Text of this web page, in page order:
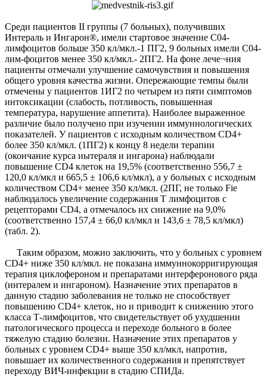
Среди пациентов II группы (7 больных), получивших
Интераль и Ингарон®, имели стартовое значение С04-
лимфоцитов больше 350 кл/мкл.-1 ПГ2, 9 больных имели С04-
лим-фоцитов менее 350 кл/мкл.- 2ПГ2. На фоне лече¬ния
пациенты отмечали улучшение самочувствия и повышения
общего уровня качества жизни. Опережающие темпы были
отмечены у пациентов 1ИГ2 по четырем из пяти симптомов
интоксикации (слабость, потливость, повышенная
температура, нарушение аппетита). Наиболее выраженное
различие было получено при изучении иммуннологических
показателей. У пациентов с исходным количеством СD4+
более 350 кл/мкл. (1ПГ2) к концу 8 недели терапии
(окончание курса иытераля и ингарона) наблюдали
повышение СD4 клеток на 19,5% (соответственно 556,7 ±
120,0 кл/мкл и 665,5 ± 106,6 кл/мкл), а у больных с исходным
количеством СD4+ менее 350 кл/мкл. (2ПГ, не только Fie
наблюдалось увеличение содержания Т лимфоцитов с
рецепторами СD4, а отмечалось их снижение на 9,0%
(соответственно 157,4 ± 66,0 кл/мкл и 143,6 ± 78,5 кл/мкл)
(табл. 2).
Таким образом, можно заключить, что у больных с уровнем
СD4+ ниже 350 кл/мкл. не показана иммуннокорригирующая
терапия циклофероном и препаратами интерферонового ряда
(интералем и ингароном). Назначение этих препаратов в
данную стадию заболевания не только не способствует
повышению CD4+ клеток, но и приводит к снижению этого
класса Т-лимфоцитов, что свидетельствует об ухудшении
патологического процесса и переходе больного в более
тяжелую стадию болезни. Назначение этих препаратов у
больных с уровнем СD4+ выше 350 кл/мкл, напротив,
повышает их количественного содержания и препятствует
переходу ВИЧ-инфекции в стадию СПИДа.